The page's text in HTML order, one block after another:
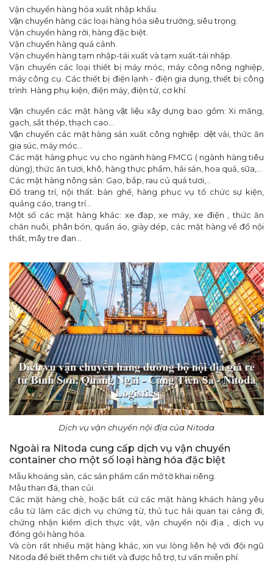
Vận chuyển hàng hóa xuất nhập khẩu.
Vận chuyển hàng các loại hàng hóa siêu trường, siêu trọng.
Vận chuyển hàng rời, hàng đặc biệt.
Vận chuyển hàng quá cảnh.
Vận chuyển hàng tạm nhập-tái xuất và tạm xuất-tái nhập.
Vận chuyển các loại thiết bị máy móc, máy công nông nghiệp,
máy công cụ. Các thiết bị điện lạnh - điện gia dụng, thiết bị công
trình. Hàng phụ kiện, điện máy, điện tử, cơ khí.
Vận chuyển các mặt hàng vật liệu xây dựng bao gồm: Xi măng,
gạch, sắt thép, thạch cao...
Vận chuyển các mặt hàng sản xuất công nghiệp: dệt vải, thức ăn
gia súc, máy móc...
Các mặt hàng phục vụ cho ngành hàng FMCG ( ngành hàng tiêu
dùng), thức ăn tươi, khô, hàng thực phẩm, hải sản, hoa quả, sữa,...
Các mặt hàng nông sản: Gạo, bắp, rau củ quả tươi,...
Đồ trang trí, nội thất: bàn ghế, hàng phục vụ tổ chức sự kiện,
quảng cáo, trang trí...
Một số các mặt hàng khác: xe đạp, xe máy, xe điện , thức ăn
chăn nuôi, phân bón, quần áo, giày dép, các mặt hàng về đồ nội
thất, mây tre đan...
Dịch vụ vận chuyển nội địa của Nitoda
Ngoài ra Nitoda cung cấp dịch vụ vận chuyển
container cho một số loại hàng hóa đặc biệt
Mẫu khoáng sản, các sản phẩm cần mở tờ khai riêng.
Mẫu than đá, than củi.
Các mặt hàng chè, hoặc bất cứ các mặt hàng khách hàng yêu
cầu từ làm các dịch vụ chứng từ, thủ tục hải quan tại cảng đi,
chứng nhận kiểm dịch thực vật, vận chuyển nội địa , dịch vụ
đóng gói hàng hóa.
Và còn rất nhiều mặt hàng khác, xin vui lòng liên hệ với đội ngũ
Nitoda để biết thêm chi tiết và được hỗ trợ, tư vấn miễn phí.